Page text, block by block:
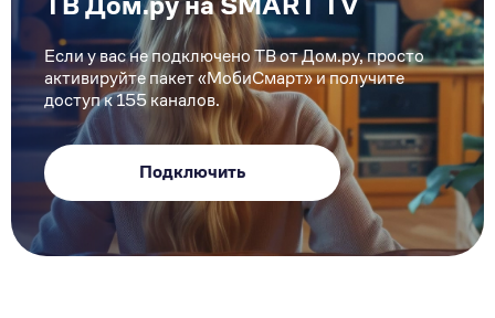
Если у вас не подключено ТВ от Дом.ру, просто
активируйте пакет «МобиСмарт» и получите
доступ к 155 каналов.
Подключить